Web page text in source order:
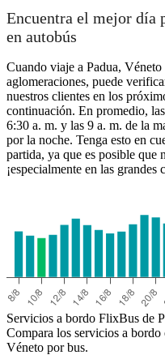
Encuentra el mejor día
en autobús
Cuando viaje a Padua,
aglomeraciones, puede
nuestros clientes en los
continuación. En promedio,
6:30 a. m. y las 9 a. m. de la
por la noche. Tenga esto en
partida, ya que es posible que
¡especialmente en las grandes
Servicios a bordo FlixBus de
Compara los servicios a bordo
Véneto por bus.